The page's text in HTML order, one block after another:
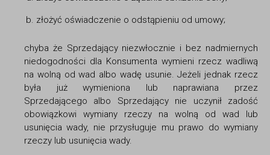
złożyć oświadczenie o odstąpieniu od umowy;
chyba że Sprzedający niezwłocznie i bez nadmiernych
niedogodności dla Konsumenta wymieni rzecz wadliwą
na wolną od wad albo wadę usunie. Jeżeli jednak rzecz
była już wymieniona lub naprawiana przez
Sprzedającego albo Sprzedający nie uczynił zadość
obowiązkowi wymiany rzeczy na wolną od wad lub
usunięcia wady, nie przysługuje mu prawo do wymiany
rzeczy lub usunięcia wady.